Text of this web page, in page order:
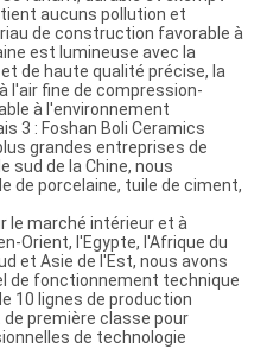
aucuns pollution et
de construction favorable à
est lumineuse avec la
de haute qualité précise, la
l'air fine de compression-
à l'environnement
3 : Foshan Boli Ceramics
grandes entreprises de
sud de la Chine, nous
de porcelaine, tuile de ciment,
le marché intérieur et à
Orient, l'Egypte, l'Afrique du
et Asie de l'Est, nous avons
de fonctionnement technique
10 lignes de production
première classe pour
de technologie